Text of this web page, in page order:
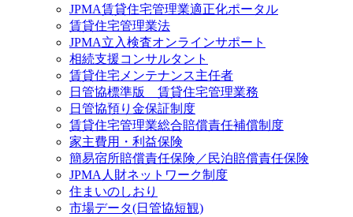
JPMA賃貸住宅管理業適正化ポータル
賃貸住宅管理業法
JPMA立入検査オンラインサポート
相続支援コンサルタント
賃貸住宅メンテナンス主任者
日管協標準版 賃貸住宅管理業務
日管協預り金保証制度
賃貸住宅管理業総合賠償責任補償制度
家主費用・利益保険
簡易宿所賠償責任保険／民泊賠償責任保険
JPMA人財ネットワーク制度
住まいのしおり
市場データ(日管協短観)